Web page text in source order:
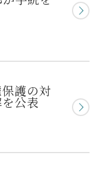
護の対
公表